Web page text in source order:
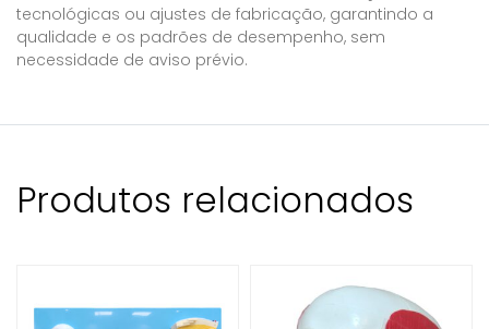
tecnológicas ou ajustes de fabricação, garantindo a
qualidade e os padrões de desempenho, sem
necessidade de aviso prévio.
Produtos relacionados